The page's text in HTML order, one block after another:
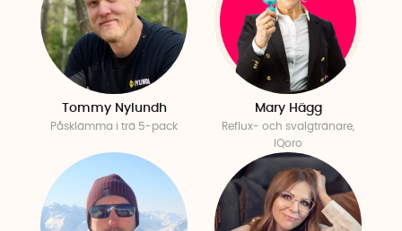
Tommy Nylundh
Påsklämma i trä 5-pack
Mary Hägg
Reflux- och svalgtränare,
IQoro